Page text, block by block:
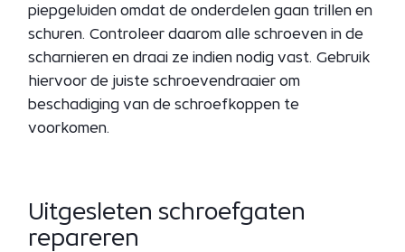
piepgeluiden omdat de onderdelen gaan trillen en
schuren. Controleer daarom alle schroeven in de
scharnieren en draai ze indien nodig vast. Gebruik
hiervoor de juiste schroevendraaier om
beschadiging van de schroefkoppen te
voorkomen.
Uitgesleten schroefgaten
repareren